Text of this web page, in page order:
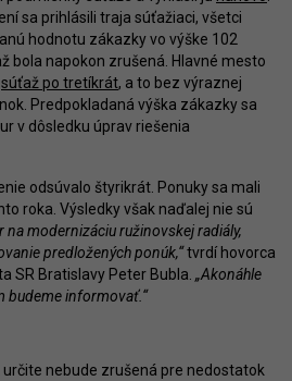
sa prihlásili traja súťažiaci, všetci
hodnotu zákazky vo výške 102
bola napokon zrušená. Hlavné mesto
súťaž po tretíkrát, a to bez výraznej
Predpokladaná výška zákazky sa
v dôsledku úprav riešenia
odsúvalo štyrikrát. Ponuky sa mali
roka. Výsledky však naďalej nie sú
na modernizáciu ružinovskej radiály,
predložených ponúk,“tvrdí hovorca
SR Bratislavy Peter Bubla. „Akonáhle
budeme informovať.“
určite nebude zrušená pre nedostatok